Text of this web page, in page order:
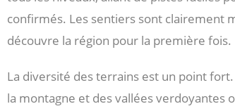
confirmés. Les sentiers sont clairement
découvre la région pour la première fois.
La diversité des terrains est un point
la montagne et des vallées verdoyantes